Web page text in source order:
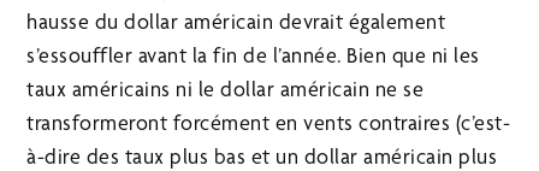
hausse du dollar américain devrait également
s’essouffler avant la fin de l’année. Bien que ni les
taux américains ni le dollar américain ne se
transformeront forcément en vents contraires (c’est-
à-dire des taux plus bas et un dollar américain plus